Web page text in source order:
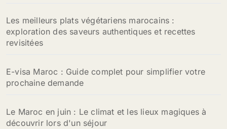
Les meilleurs plats végétariens marocains :
exploration des saveurs authentiques et recettes
revisitées
E-visa Maroc : Guide complet pour simplifier votre
prochaine demande
Le Maroc en juin : Le climat et les lieux magiques à
découvrir lors d'un séjour